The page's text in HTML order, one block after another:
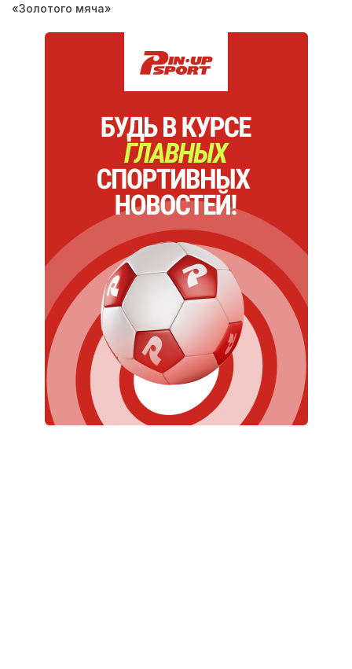
«Золотого мяча»